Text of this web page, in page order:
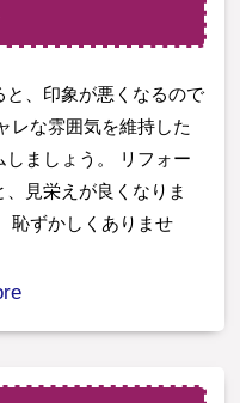
、印象が悪くなるので
レな雰囲気を維持した
ましょう。 リフォー
見栄えが良くなりま
恥ずかしくありませ